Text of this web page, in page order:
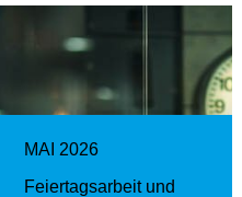
MAI 2026
Feiertagsarbeit und